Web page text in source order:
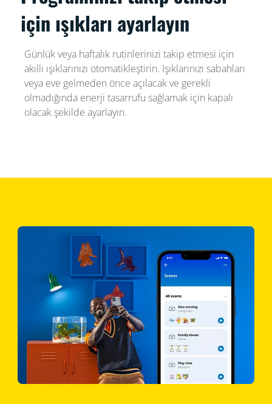
için ışıkları ayarlayın
Günlük veya haftalık rutinlerinizi takip etmesi için
akıllı ışıklarınızı otomatikleştirin. Işıklarınızı sabahları
veya eve gelmeden önce açılacak ve gerekli
olmadığında enerji tasarrufu sağlamak için kapalı
olacak şekilde ayarlayın.